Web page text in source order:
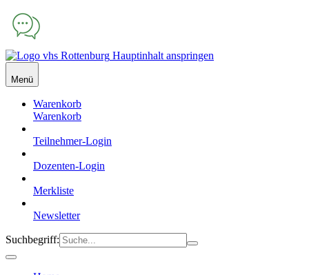
Hauptinhalt anspringen
Menü
Warenkorb
Warenkorb
Teilnehmer-Login
Dozenten-Login
Merkliste
Newsletter
Suchbegriff: